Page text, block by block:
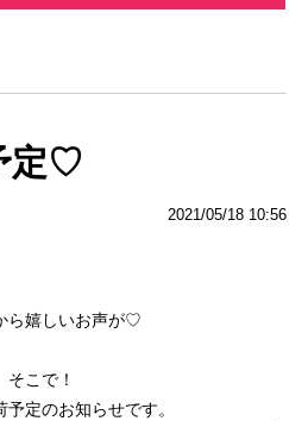
定♡
2021/05/18 10:56
ら嬉しいお声が♡
そこで！
定のお知らせです。